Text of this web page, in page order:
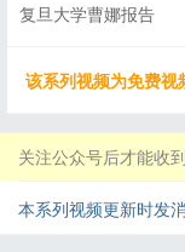
复旦大学曹娜报告
该系列视频为免费视
关注公众号后才能收
本系列视频更新时发